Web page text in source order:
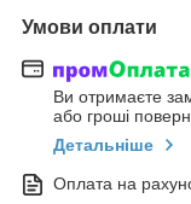
Умови оплати
Ви отримаєте
або гроші
Детальніше
Оплата на